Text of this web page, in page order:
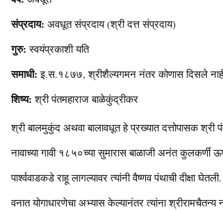
संप्रदाय: अवधूत संप्रदाय (श्री दत्त संप्रदाय)
गुरु: स्वयंप्रकाशी यति
समाधी: इ.स.१८७७, श्रीशैल्यगमन नंतर कोणास दिसले
शिष्य: श्री पंतमहाराज बाळेकुंद्रीकर
श्री बालमुकुंद अथवा बालावधूत हे प्रख्यात दत्तोपासक श्री
नावाच्या गावी १८५०च्या सुमारास बाळाजी अनंत कुलकर्णी
पार्श्ववाडकडे राहू लागल्यावर त्यांनी वैष्णव पंथाची दीक्षा
वनात योगाधारणेचा अभ्यास केल्यानंतर त्यांना श्रीरामचैतन्य